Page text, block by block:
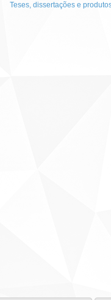
Teses, dissertações e